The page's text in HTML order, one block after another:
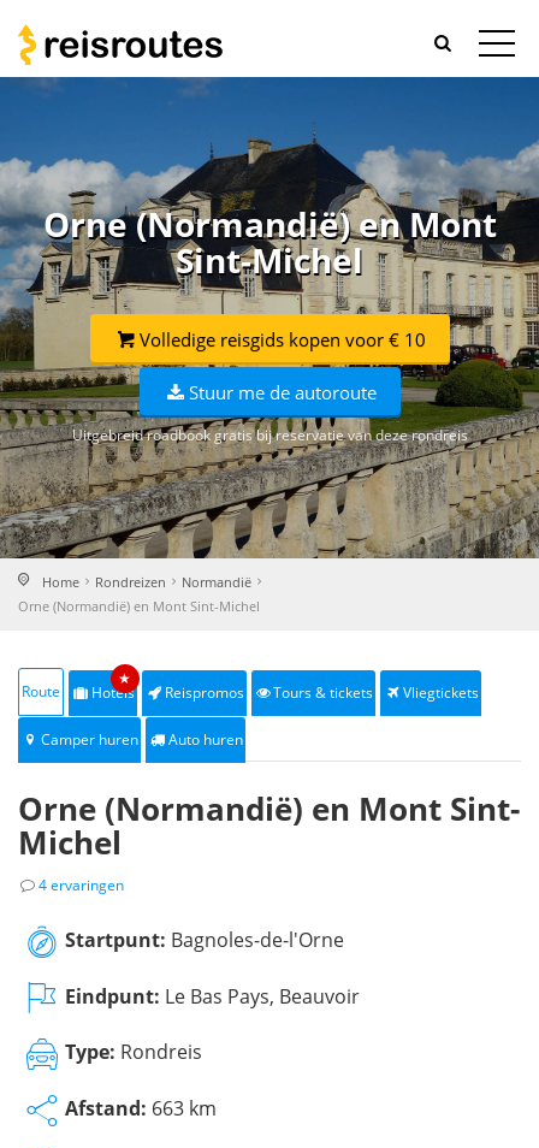
Orne (Normandië) en Mont
Sint-Michel
Volledige reisgids kopen voor € 10
Stuur me de autoroute
Uitgebreid roadbook gratis bij reservatie van deze rondreis
Home Rondreizen
Normandië
Orne (Normandië) en Mont Sint-Michel
Route Hotels
★
Reispromos Tours & tickets Vliegtickets
Camper huren Auto huren
Orne (Normandië) en Mont Sint-
Michel
4 ervaringen
Startpunt: Bagnoles-de-l'Orne
Eindpunt: Le Bas Pays, Beauvoir
Type: Rondreis
Afstand: 663 km